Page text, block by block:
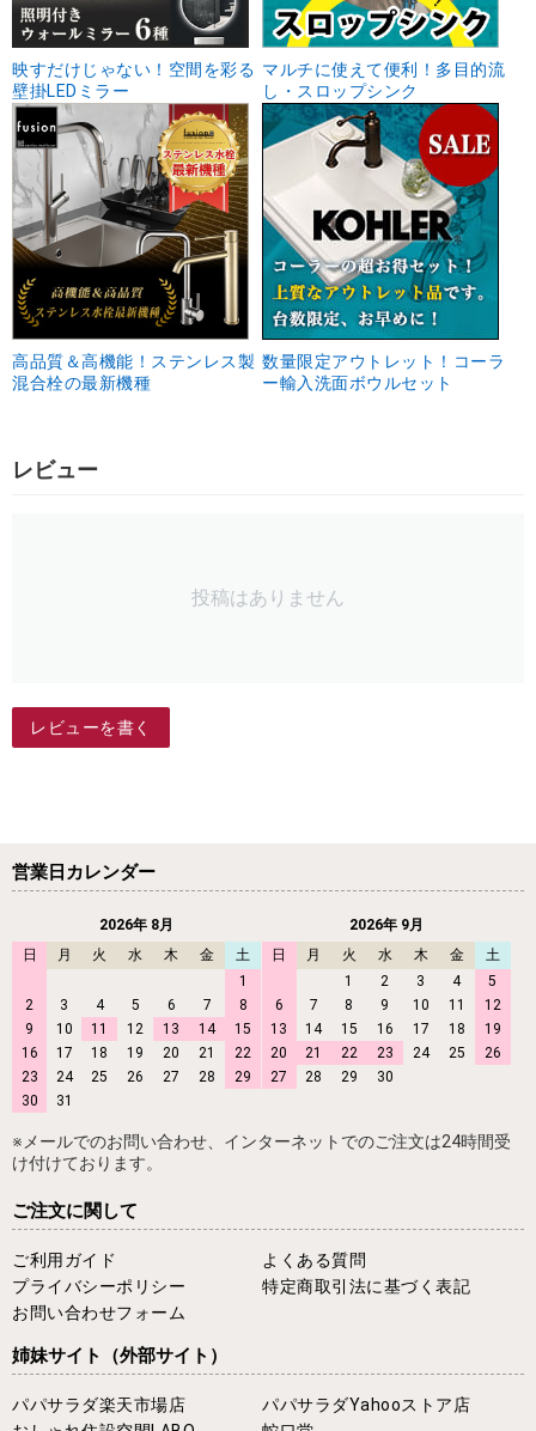
映すだけじゃない！空間を彩る
壁掛LEDミラー
マルチに使えて便利！多目的流
し・スロップシンク
高品質＆高機能！ステンレス製
混合栓の最新機種
数量限定アウトレット！コーラ
ー輸入洗面ボウルセット
レビュー
投稿はありません
レビューを書く
営業日カレンダー
2026年 8月
日
月 火 水 木 金
土
1
2
3 4 5 6 7
8
9
10 11 12 13 14
15
16
17 18 19 20 21
22
23
24 25 26 27 28
29
30
31
2026年 9月
日
月 火 水 木 金
土
1
2 3 4
5
6
7 8 9 10 11
12
13
14 15 16 17 18
19
20
21 22 23 24 25
26
27
28 29 30
※メールでのお問い合わせ、インターネットでのご注文は24時間受
け付けております。
ご注文に関して
ご利用ガイド
よくある質問
プライバシーポリシー
特定商取引法に基づく表記
お問い合わせフォーム
姉妹サイト （外部サイト）
パパサラダ楽天市場店
パパサラダYahooストア店